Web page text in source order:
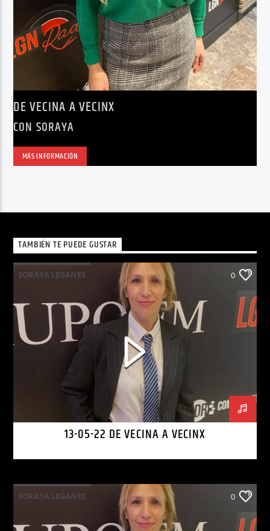
DE VECINA A VECINX
CON SORAYA
MÁS INFORMACIÓN
TAMBIÉN TE PUEDE GUSTAR
SORAYA LEGANES 0
13-05-22 DE VECINA A VECINX
SORAYA LEGANES 0